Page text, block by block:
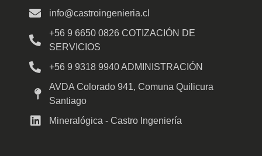
info@castroingenieria.cl
+56 9 6650 0826 COTIZACIÓN DE
SERVICIOS
+56 9 9318 9940 ADMINISTRACIÓN
AVDA Colorado 941, Comuna Quilicura
Santiago
Mineralógica - Castro Ingeniería